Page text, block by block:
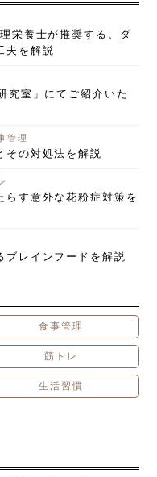
栄養士が推奨する、ダ
夫を解説
究室」にてご紹介いた
管理
その対処法を解説
らす意外な花粉症対策を
ブレインフードを解説
食事管理
筋トレ
生活習慣